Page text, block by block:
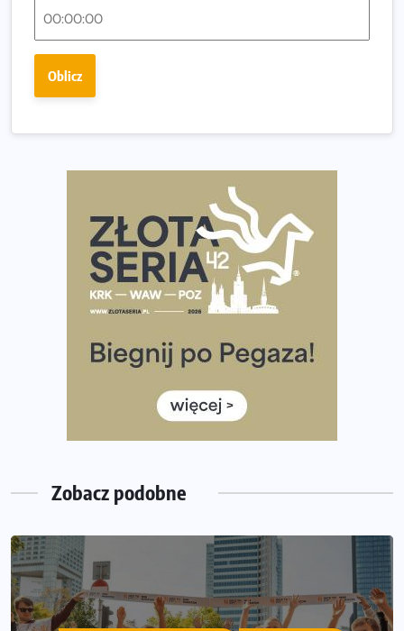
Fabrykanta. Organizatorzy odkrywają trasę dzień po
wybiera wyzwanie trzech największych maratonów w
Praska 5k Run gospodarzem Mistrzostw Polski
Największy Bieg Powstania Warszawskiego w historii.
Ponad 12 tysięcy uczestników pobiegło dla Bohaterów!
Tętno vs tempo – czym kierować się w bieganiu?
Co ma dużo białka? Produkty, które warto włączyć do
Rozbiegany Olsztyn szykuje się na weekend z
Już w tę sobotę 35. Bieg Powstania Warszawskiego.
Wystartuje rekordowa liczba uczestników
35. Bieg Powstania Warszawskiego – praktyczny
poradnik przed startem
Oblicz
Zobacz podobne